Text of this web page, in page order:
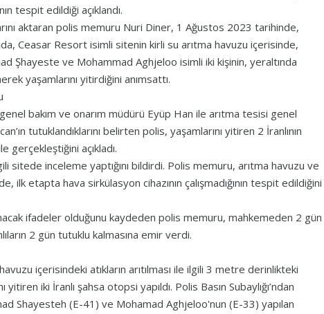
tespit edildiği açıklandı.
aktaran polis memuru Nuri Diner, 1 Ağustos 2023 tarihinde,
Ceasar Resort isimli sitenin kirli su arıtma havuzu içerisinde,
Şhayeste ve Mohammad Aghjeloo isimli iki kişinin, yeraltında
yaşamlarını yitirdiğini anımsattı.
bakım ve onarım müdürü Eyüp Han ile arıtma tesisi genel
tutuklandıklarını belirten polis, yaşamlarını yitiren 2 İranlının
gerçekleştiğini açıkladı.
sitede inceleme yaptığını bildirdi. Polis memuru, arıtma havuzu ve
ilk etapta hava sirkülasyon cihazının çalışmadığının tespit edildiğini
ifadeler olduğunu kaydeden polis memuru, mahkemeden 2 gün
2 gün tutuklu kalmasına emir verdi.
içerisindeki atıkların arıtılması ile ilgili 3 metre derinlikteki
iki İranlı şahsa otopsi yapıldı. Polis Basın Subaylığı’ndan
Shayesteh (E-41) ve Mohamad Aghjeloo'nun (E-33) yapılan